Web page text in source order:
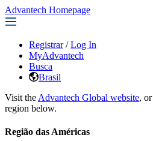
Advantech Homepage
Registrar / Log In
MyAdvantech
Busca
Brasil
Visit the Advantech Global website,
region below.
Região das Américas